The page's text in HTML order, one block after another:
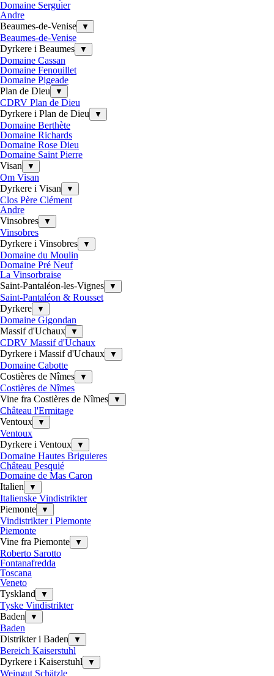
Domaine Serguier
Andre
Beaumes-de-Venise
▼
Beaumes-de-Venise
Dyrkere i Beaumes
▼
Domaine Cassan
Domaine Fenouillet
Domaine Pigeade
Plan de Dieu
▼
CDRV Plan de Dieu
Dyrkere i Plan de Dieu
▼
Domaine Berthète
Domaine Richards
Domaine Rose Dieu
Domaine Saint Pierre
Visan
▼
Om Visan
Dyrkere i Visan
▼
Clos Père Clément
Andre
Vinsobres
▼
Vinsobres
Dyrkere i Vinsobres
▼
Domaine du Moulin
Domaine Pré Neuf
La Vinsorbraise
Saint-Pantaléon-les-Vignes
▼
Saint-Pantaléon & Rousset
Dyrkere
▼
Domaine Gigondan
Massif d'Uchaux
▼
CDRV Massif d'Uchaux
Dyrkere i Massif d'Uchaux
▼
Domaine Cabotte
Costières de Nîmes
▼
Costières de Nîmes
Vine fra Costières de Nîmes
▼
Château l'Ermitage
Ventoux
▼
Ventoux
Dyrkere i Ventoux
▼
Domaine Hautes Briguieres
Château Pesquié
Domaine de Mas Caron
Italien
▼
Italienske Vindistrikter
Piemonte
▼
Vindistrikter i Piemonte
Piemonte
Vine fra Piemonte
▼
Roberto Sarotto
Fontanafredda
Toscana
Veneto
Tyskland
▼
Tyske Vindistrikter
Baden
▼
Baden
Distrikter i Baden
▼
Bereich Kaiserstuhl
Dyrkere i Kaiserstuhl
▼
Weingut Schätzle